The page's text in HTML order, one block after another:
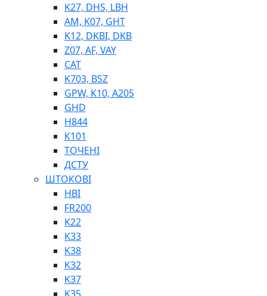
BIMETAL
Е90, E92
SINT, E60
ПНЕВМАТИКА
ФІТИНГИ
K27, DHS, LBH
AM, K07, GHT
K12, DKBI, DKB
Z07, AF, VAY
CAT
K703, BSZ
GPW, K10, A205
GHD
H844
К101
ТОЧЕНІ
ДСТУ
ШТОКОВІ
HBI
FR200
K22
K33
K38
K32
K37